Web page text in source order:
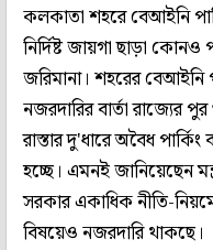
কলকাতা শহরে বেআইনি
নির্দিষ্ট জায়গা ছাড়া
জরিমানা। শহরের বেআইনি
নজরদারির বার্তা রাজ্যের
রাস্তার দু'ধারে অবৈধ
হচ্ছে। এমনই জানিয়েছেন
সরকার একাধিক নীতি-
বিষয়েও নজরদারি থাকছে।